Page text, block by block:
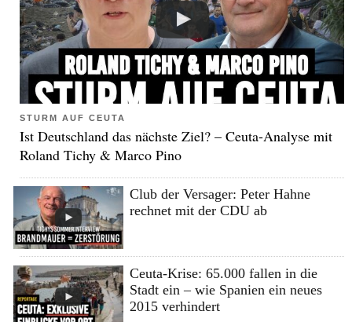
STURM AUF CEUTA
Ist Deutschland das nächste Ziel? – Ceuta-Analyse mit
Roland Tichy & Marco Pino
Club der Versager: Peter Hahne
rechnet mit der CDU ab
Ceuta-Krise: 65.000 fallen in die
Stadt ein – wie Spanien ein neues
2015 verhindert